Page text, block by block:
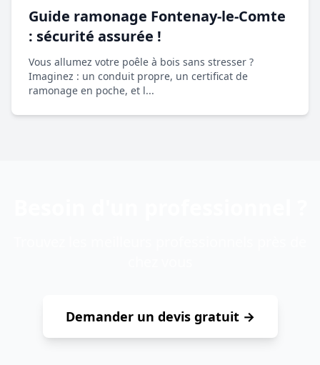
Guide ramonage Fontenay-le-Comte
: sécurité assurée !
Vous allumez votre poêle à bois sans stresser ?
Imaginez : un conduit propre, un certificat de
ramonage en poche, et l...
Demander un devis gratuit →